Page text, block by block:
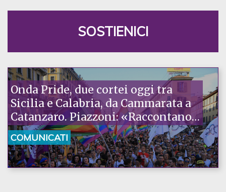
SOSTIENICI
Onda Pride, due cortei oggi tra
Sicilia e Calabria, da Cammarata a
Catanzaro. Piazzoni: «Raccontano
la nostra ostinazione»
COMUNICATI